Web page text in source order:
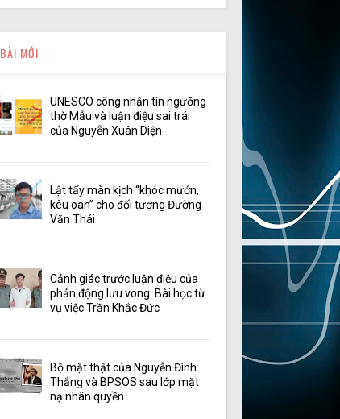
BÀI MỚI
UNESCO công nhận tín ngưỡng
thờ Mẫu và luận điệu sai trái
của Nguyễn Xuân Diện
Lật tẩy màn kịch “khóc mướn,
kêu oan” cho đối tượng Đường
Văn Thái
Cảnh giác trước luận điệu của
phản động lưu vong: Bài học từ
vụ việc Trần Khắc Đức
Bộ mặt thật của Nguyễn Đình
Thắng và BPSOS sau lớp mặt
nạ nhân quyền